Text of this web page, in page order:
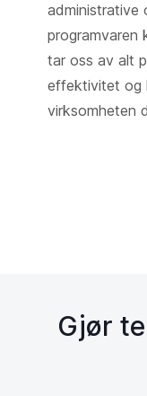
administrative
programvaren
tar oss av alt
effektivitet og
virksomheten
Gjør